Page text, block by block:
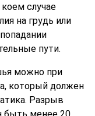
случае
на грудь или
пути.
можно при
который должен
Разрыв